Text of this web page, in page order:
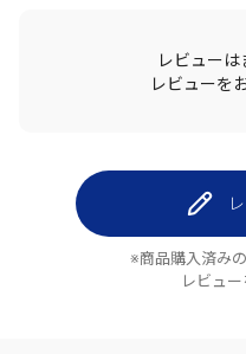
レビューは
レビューを
※商品購入済み
レビュ